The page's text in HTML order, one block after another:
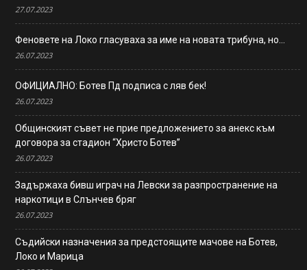
27.07.2023
Феновете на Локо гласуваха за име на новата трибуна, но…
26.07.2023
ОФИЦИАЛНО: Ботев Пд подписа с ляв бек!
26.07.2023
Общинският съвет не прие предложението за анекс към
договора за стадион “Христо Ботев”
26.07.2023
Задържаха бивш играч на Левски за разпространение на
наркотици в Слънчев бряг
26.07.2023
Съдийски назначения за предстоящите мачове на Ботев,
Локо и Марица